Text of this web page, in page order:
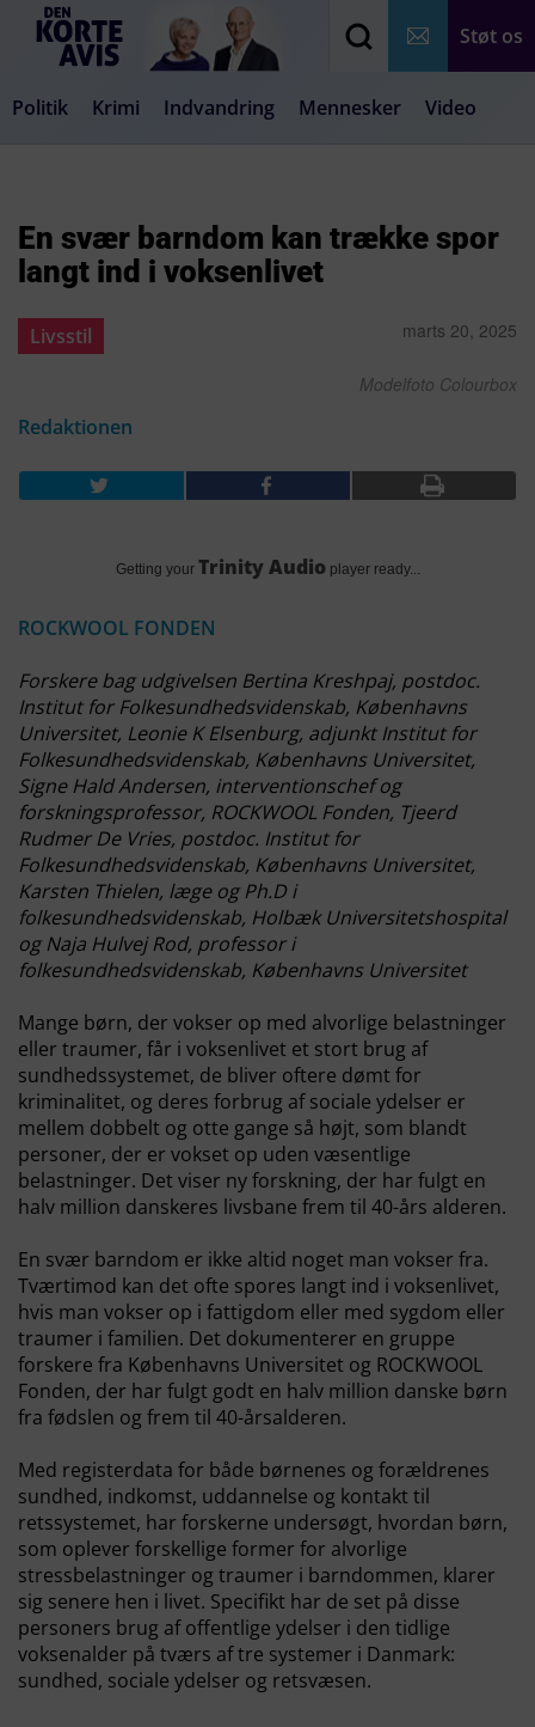
Støt os
Politik Krimi Indvandring Mennesker Video
En svær barndom kan trække spor
langt ind i voksenlivet
Livsstil marts 20, 2025
Modelfoto Colourbox
Redaktionen
Getting your Trinity Audio player ready...
ROCKWOOL FONDEN
Forskere bag udgivelsen Bertina Kreshpaj, postdoc.
Institut for Folkesundhedsvidenskab, Københavns
Universitet, Leonie K Elsenburg, adjunkt Institut for
Folkesundhedsvidenskab, Københavns Universitet,
Signe Hald Andersen, interventionschef og
forskningsprofessor, ROCKWOOL Fonden, Tjeerd
Rudmer De Vries, postdoc. Institut for
Folkesundhedsvidenskab, Københavns Universitet,
Karsten Thielen, læge og Ph.D i
folkesundhedsvidenskab, Holbæk Universitetshospital
og Naja Hulvej Rod, professor i
folkesundhedsvidenskab, Københavns Universitet
Mange børn, der vokser op med alvorlige belastninger
eller traumer, får i voksenlivet et stort brug af
sundhedssystemet, de bliver oftere dømt for
kriminalitet, og deres forbrug af sociale ydelser er
mellem dobbelt og otte gange så højt, som blandt
personer, der er vokset op uden væsentlige
belastninger. Det viser ny forskning, der har fulgt en
halv million danskeres livsbane frem til 40-års alderen.
En svær barndom er ikke altid noget man vokser fra.
Tværtimod kan det ofte spores langt ind i voksenlivet,
hvis man vokser op i fattigdom eller med sygdom eller
traumer i familien. Det dokumenterer en gruppe
forskere fra Københavns Universitet og ROCKWOOL
Fonden, der har fulgt godt en halv million danske børn
fra fødslen og frem til 40-årsalderen.
Med registerdata for både børnenes og forældrenes
sundhed, indkomst, uddannelse og kontakt til
retssystemet, har forskerne undersøgt, hvordan børn,
som oplever forskellige former for alvorlige
stressbelastninger og traumer i barndommen, klarer
sig senere hen i livet. Specifikt har de set på disse
personers brug af offentlige ydelser i den tidlige
voksenalder på tværs af tre systemer i Danmark:
sundhed, sociale ydelser og retsvæsen.